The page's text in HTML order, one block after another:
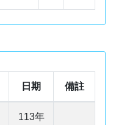
日期 備註
113年